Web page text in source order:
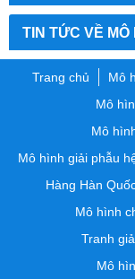
TIN TỨC VỀ MÔ
Trang chủ Mô
Mô
Mô
Mô hình giải phẫu
Hàng Hàn
Mô hình
Tranh
Mô